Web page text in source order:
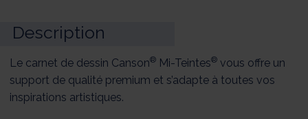
Description
Le carnet de dessin Canson® Mi-Teintes® vous offre un
support de qualité premium et s’adapte à toutes vos
inspirations artistiques.